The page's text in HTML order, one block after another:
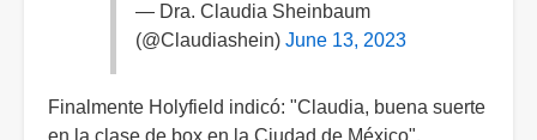
— Dra. Claudia Sheinbaum
(@Claudiashein) June 13, 2023
Finalmente Holyfield indicó: "Claudia, buena suerte
en la clase de box en la Ciudad de México".